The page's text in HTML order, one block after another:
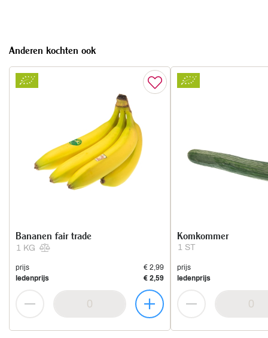
Anderen kochten ook
1 KG
Bananen fair trade
prijs
€ 2,99
ledenprijs
€ 2,59
1 ST
Komkommer
prijs
ledenprijs